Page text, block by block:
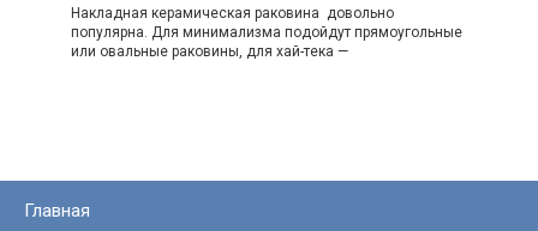
Накладная керамическая раковина довольно
популярна. Для минимализма подойдут прямоугольные
или овальные раковины, для хай-тека —
Главная